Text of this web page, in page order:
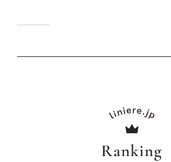
Ranking